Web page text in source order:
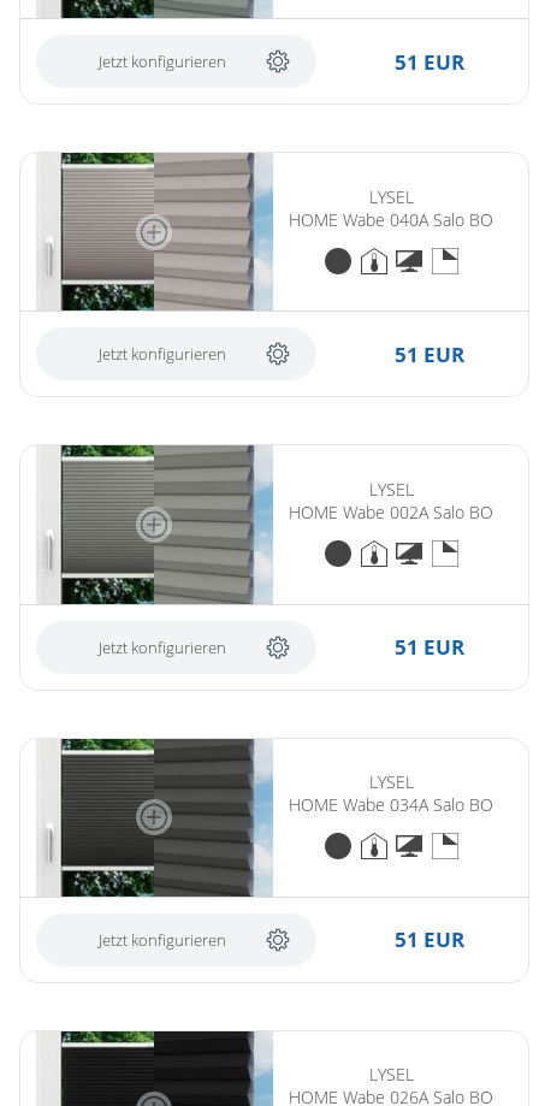
Jetzt konfigurieren 51 EUR
LYSEL
HOME Wabe 040A Salo BO
Jetzt konfigurieren 51 EUR
LYSEL
HOME Wabe 002A Salo BO
Jetzt konfigurieren 51 EUR
LYSEL
HOME Wabe 034A Salo BO
Jetzt konfigurieren 51 EUR
LYSEL
HOME Wabe 026A Salo BO